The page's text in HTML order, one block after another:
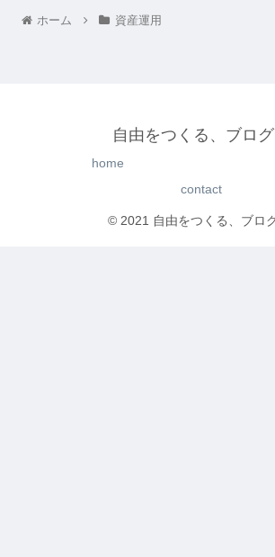
ホーム 資産運用
自由をつくる、ブログ
home
contact
© 2021 自由をつくる、ブログ